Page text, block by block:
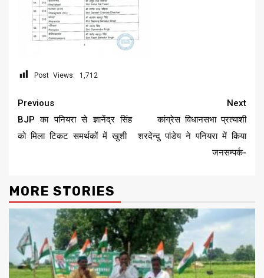
Post Views: 1,712
Continue
Reading
Previous
BJP का पनियरा से ज्ञानेंद्र सिंह
को मिला टिकट समर्थकों में खुशी
Next
कांग्रेस विधानसभा प्रत्याशी
शरदेन्दु पांडेय ने पनियरा में किया
जनसम्पर्क-
MORE STORIES